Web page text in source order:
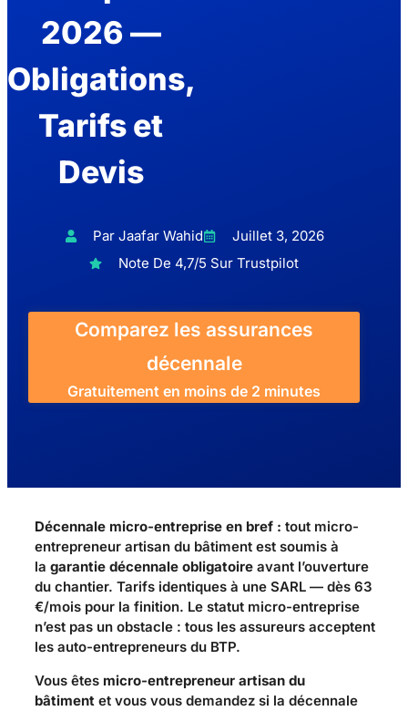
2026 —
Obligations,
Tarifs et
Devis
Par Jaafar Wahid
Juillet 3, 2026
Note De 4,7/5 Sur Trustpilot
Comparez les assurances
décennale
Gratuitement en moins de 2 minutes
Décennale micro-entreprise en bref : tout micro-
entrepreneur artisan du bâtiment est soumis à
la garantie décennale obligatoire avant l’ouverture
du chantier. Tarifs identiques à une SARL — dès 63
€/mois pour la finition. Le statut micro-entreprise
n’est pas un obstacle : tous les assureurs acceptent
les auto-entrepreneurs du BTP.
Vous êtes micro-entrepreneur artisan du
bâtiment et vous vous demandez si la décennale